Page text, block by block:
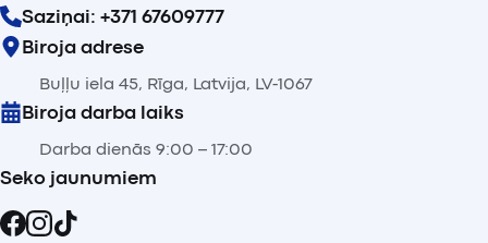
Saziņai: +371 67609777
Biroja adrese
Buļļu iela 45, Rīga, Latvija, LV-1067
Biroja darba laiks
Darba dienās 9:00 – 17:00
Seko jaunumiem